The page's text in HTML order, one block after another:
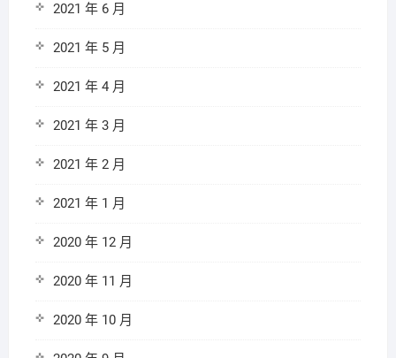
2021 年 6 月
2021 年 5 月
2021 年 4 月
2021 年 3 月
2021 年 2 月
2021 年 1 月
2020 年 12 月
2020 年 11 月
2020 年 10 月